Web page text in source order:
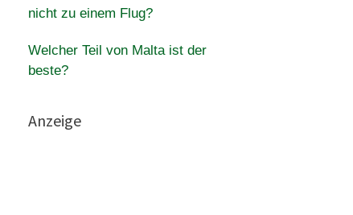
nicht zu einem Flug?
Welcher Teil von Malta ist der
beste?
Anzeige